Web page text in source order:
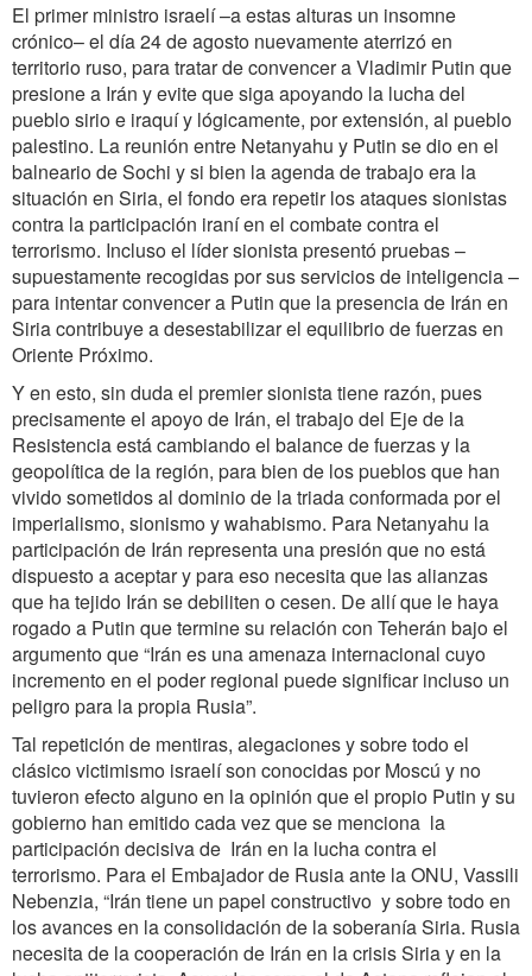
El primer ministro israelí –a estas alturas un insomne
crónico– el día 24 de agosto nuevamente aterrizó en
territorio ruso, para tratar de convencer a Vladimir Putin que
presione a Irán y evite que siga apoyando la lucha del
pueblo sirio e iraquí y lógicamente, por extensión, al pueblo
palestino. La reunión entre Netanyahu y Putin se dio en el
balneario de Sochi y si bien la agenda de trabajo era la
situación en Siria, el fondo era repetir los ataques sionistas
contra la participación iraní en el combate contra el
terrorismo. Incluso el líder sionista presentó pruebas –
supuestamente recogidas por sus servicios de inteligencia –
para intentar convencer a Putin que la presencia de Irán en
Siria contribuye a desestabilizar el equilibrio de fuerzas en
Oriente Próximo.
Y en esto, sin duda el premier sionista tiene razón, pues
precisamente el apoyo de Irán, el trabajo del Eje de la
Resistencia está cambiando el balance de fuerzas y la
geopolítica de la región, para bien de los pueblos que han
vivido sometidos al dominio de la triada conformada por el
imperialismo, sionismo y wahabismo. Para Netanyahu la
participación de Irán representa una presión que no está
dispuesto a aceptar y para eso necesita que las alianzas
que ha tejido Irán se debiliten o cesen. De allí que le haya
rogado a Putin que termine su relación con Teherán bajo el
argumento que “Irán es una amenaza internacional cuyo
incremento en el poder regional puede significar incluso un
peligro para la propia Rusia”.
Tal repetición de mentiras, alegaciones y sobre todo el
clásico victimismo israelí son conocidas por Moscú y no
tuvieron efecto alguno en la opinión que el propio Putin y su
gobierno han emitido cada vez que se menciona la
participación decisiva de Irán en la lucha contra el
terrorismo. Para el Embajador de Rusia ante la ONU, Vassili
Nebenzia, “Irán tiene un papel constructivo y sobre todo en
los avances en la consolidación de la soberanía Siria. Rusia
necesita de la cooperación de Irán en la crisis Siria y en la